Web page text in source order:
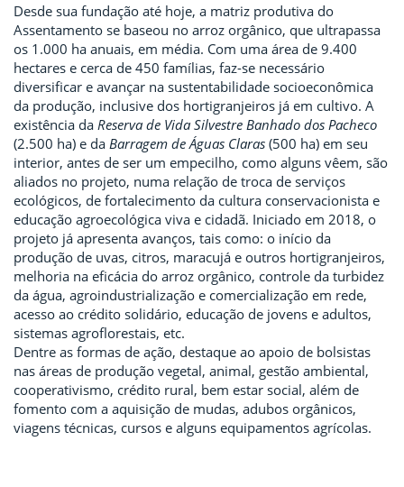
Desde sua fundação até hoje, a matriz produtiva do
Assentamento se baseou no arroz orgânico, que ultrapassa
os 1.000 ha anuais, em média. Com uma área de 9.400
hectares e cerca de 450 famílias, faz-se necessário
diversificar e avançar na sustentabilidade socioeconômica
da produção, inclusive dos hortigranjeiros já em cultivo. A
existência da Reserva de Vida Silvestre Banhado dos Pacheco
(2.500 ha) e da Barragem de Águas Claras (500 ha) em seu
interior, antes de ser um empecilho, como alguns vêem, são
aliados no projeto, numa relação de troca de serviços
ecológicos, de fortalecimento da cultura conservacionista e
educação agroecológica viva e cidadã. Iniciado em 2018, o
projeto já apresenta avanços, tais como: o início da
produção de uvas, citros, maracujá e outros hortigranjeiros,
melhoria na eficácia do arroz orgânico, controle da turbidez
da água, agroindustrialização e comercialização em rede,
acesso ao crédito solidário, educação de jovens e adultos,
sistemas agroflorestais, etc.
Dentre as formas de ação, destaque ao apoio de bolsistas
nas áreas de produção vegetal, animal, gestão ambiental,
cooperativismo, crédito rural, bem estar social, além de
fomento com a aquisição de mudas, adubos orgânicos,
viagens técnicas, cursos e alguns equipamentos agrícolas.